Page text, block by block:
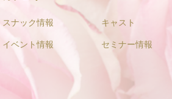
スナック情報 キャスト
イベント情報 セミナー情報